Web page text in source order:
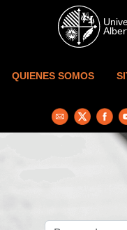
Skip to main content
QUIENES SOMOS